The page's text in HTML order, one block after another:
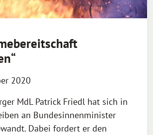
2020
MdL Patrick Friedl hat sich in
an Bundesinnenminister
Dabei fordert er den